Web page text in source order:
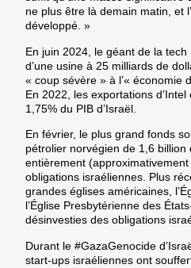
ne plus être là demain matin, et
développé. »
En juin 2024, le géant de la tech
d’une usine à 25 milliards de
« coup sévère » à l’« économie
En 2022, les exportations
1,75% du PIB d’Israël.
En février, le plus grand fonds
pétrolier norvégien de 1,6 billion
entièrement
obligations israéliennes . Plus
grandes églises américaines, l’
l’Église Presbytérienne des
désinvesties des obligations
Durant le #GazaGenocide
start-ups israéliennes ont